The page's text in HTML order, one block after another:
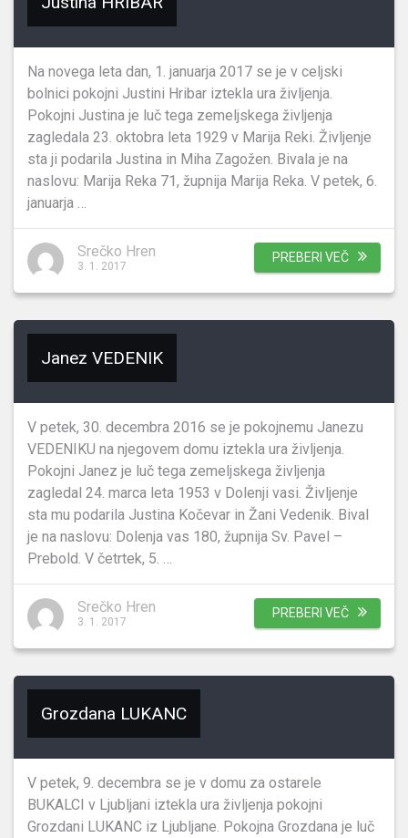
Na novega leta dan, 1. januarja 2017 se je v celjski
bolnici pokojni Justini Hribar iztekla ura življenja.
Pokojni Justina je luč tega zemeljskega življenja
zagledala 23. oktobra leta 1929 v Marija Reki. Življenje
sta ji podarila Justina in Miha Zagožen. Bivala je na
naslovu: Marija Reka 71, župnija Marija Reka. V petek, 6.
januarja …
PREBERI VEČ
Srečko Hren
3. 1. 2017
Janez VEDENIK
V petek, 30. decembra 2016 se je pokojnemu Janezu
VEDENIKU na njegovem domu iztekla ura življenja.
Pokojni Janez je luč tega zemeljskega življenja
zagledal 24. marca leta 1953 v Dolenji vasi. Življenje
sta mu podarila Justina Kočevar in Žani Vedenik. Bival
je na naslovu: Dolenja vas 180, župnija Sv. Pavel –
Prebold. V četrtek, 5. …
PREBERI VEČ
Srečko Hren
3. 1. 2017
Grozdana LUKANC
V petek, 9. decembra se je v domu za ostarele
BUKALCI v Ljubljani iztekla ura življenja pokojni
Grozdani LUKANC iz Ljubljane. Pokojna Grozdana je luč